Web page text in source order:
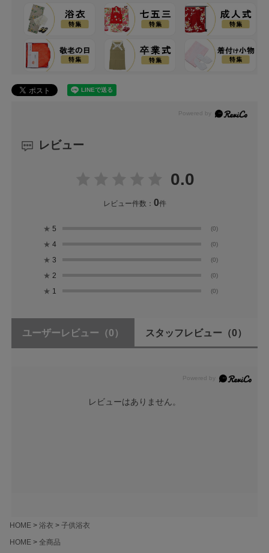
レビュー
0.0
レビュー件数： 0件
★ 5 (0)
★ 4 (0)
★ 3 (0)
★ 2 (0)
★ 1 (0)
ユーザーレビュー （0） スタッフレビュー （0）
レビューはありません。
HOME 浴衣
子供浴衣
HOME
全商品